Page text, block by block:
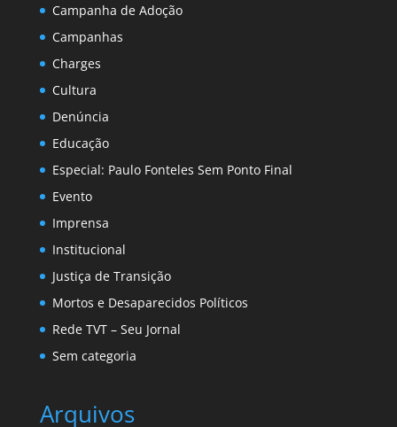
Campanha de Adoção
Campanhas
Charges
Cultura
Denúncia
Educação
Especial: Paulo Fonteles Sem Ponto Final
Evento
Imprensa
Institucional
Justiça de Transição
Mortos e Desaparecidos Políticos
Rede TVT – Seu Jornal
Sem categoria
Arquivos